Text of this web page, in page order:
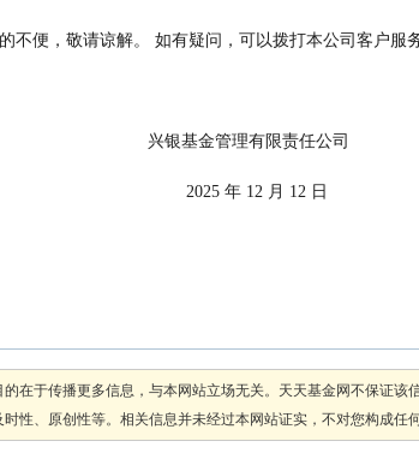
的不便，敬请谅解。 如有疑问，可以拨打本公司客户服
                                                      兴银基金管理有限责任公司
                                                              2025 年 12 月 12 日
在于传播更多信息，与本网站立场无关。天天基金网不保证
性、原创性等。相关信息并未经过本网站证实，不对您构成任